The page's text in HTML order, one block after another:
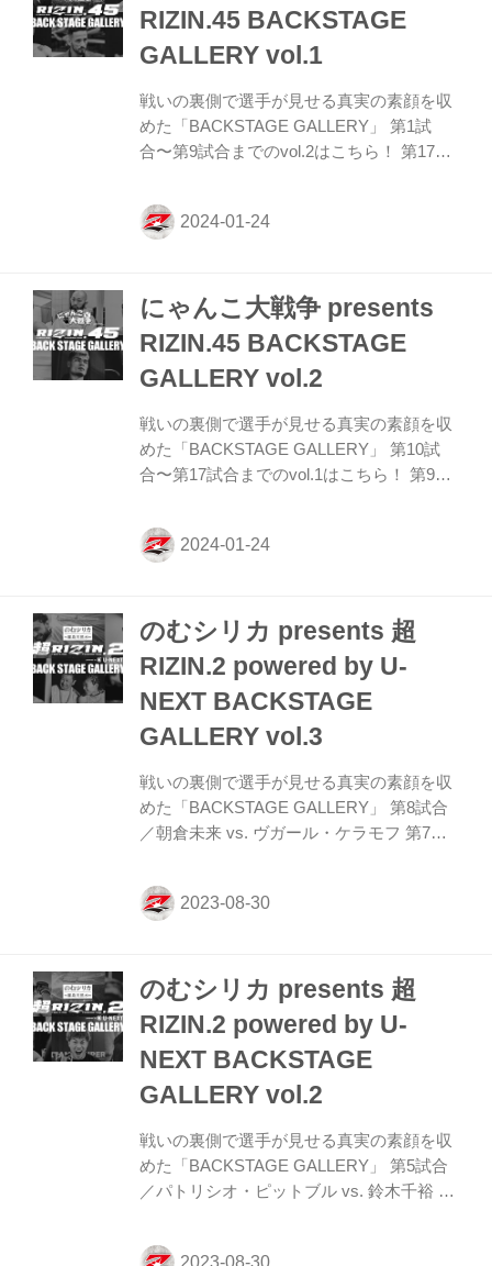
RIZIN.45 BACKSTAGE
GALLERY vol.1
戦いの裏側で選手が見せる真実の素顔を収
めた「BACKSTAGE GALLERY」 第1試
合〜第9試合までのvol.2はこちら！ 第17試
神龍誠 第17試合／フライ級タイトルマッチ
堀口恭司 vs. 神龍誠10 第16試合／バンタム
マッチ フアン・アーチュレッタ vs. 朝倉海
第15試合／クレベル・コイケ vs. 斎藤裕11
第14試合／平本蓮 vs. YA-MAN 第14試合／
にゃんこ大戦争 presents
RIZIN.45 BACKSTAGE
GALLERY vol.2
戦いの裏側で選手が見せる真実の素顔を収
めた「BACKSTAGE GALLERY」 第10試
合〜第17試合までのvol.1はこちら！ 第9試
vs. 芦澤竜誠4 第8試合／三浦孝太 vs. 皇治
第8試合／三浦孝太 vs. 皇治8 第7試合／イ
井丈 vs. ヒロヤ 第6試合／新井丈 vs. ヒロ
5試合／久保優太 vs. 安保瑠輝也7 第4試合
／弥益ドミネーター聡志 vs. 新居すぐる 第
4試合／弥益ドミ...
のむシリカ presents 超
RIZIN.2 powered by U-
NEXT BACKSTAGE
GALLERY vol.3
戦いの裏側で選手が見せる真実の素顔を収
めた「BACKSTAGE GALLERY」 第8試合
／朝倉未来 vs. ヴガール・ケラモフ 第7試
正 第6試合／伊澤星花 vs. クレア・ロペス
RIZINパート第1試合〜第5試合までのvol.2
powered by U-NEXT 対戦カード 試合結果
一覧 - RIZIN FIGHTING FEDERATION オ
フィシャルサイト RIZINパート 第8試合／
朝倉未来 vs. ヴガール・ケラモフ...
のむシリカ presents 超
RIZIN.2 powered by U-
NEXT BACKSTAGE
GALLERY vol.2
戦いの裏側で選手が見せる真実の素顔を収
めた「BACKSTAGE GALLERY」 第5試合
／パトリシオ・ピットブル vs. 鈴木千裕 第
第3試合／瀧澤謙太 vs. 太田忍 第2試合／阿